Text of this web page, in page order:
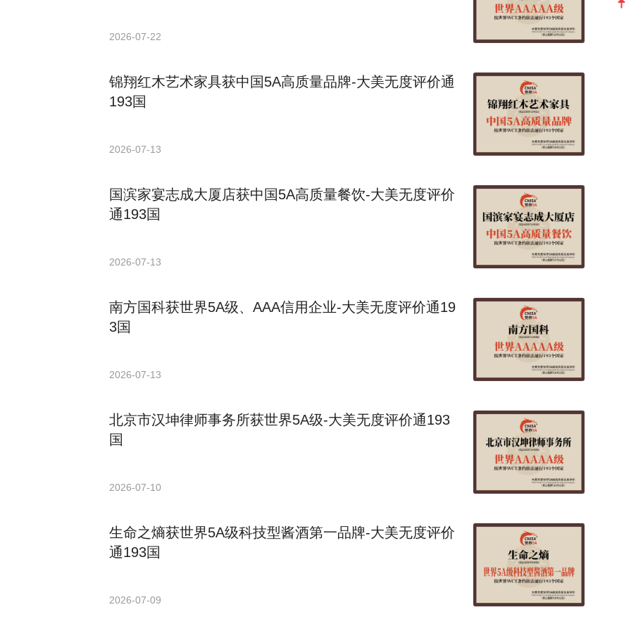
2026-07-22
锦翔红木艺术家具获中国5A高质量品牌-大美无度评价通
193国
2026-07-13
国滨家宴志成大厦店获中国5A高质量餐饮-大美无度评价
通193国
2026-07-13
南方国科获世界5A级、AAA信用企业-大美无度评价通19
3国
2026-07-13
北京市汉坤律师事务所获世界5A级-大美无度评价通193
国
2026-07-10
生命之熵获世界5A级科技型酱酒第一品牌-大美无度评价
通193国
2026-07-09